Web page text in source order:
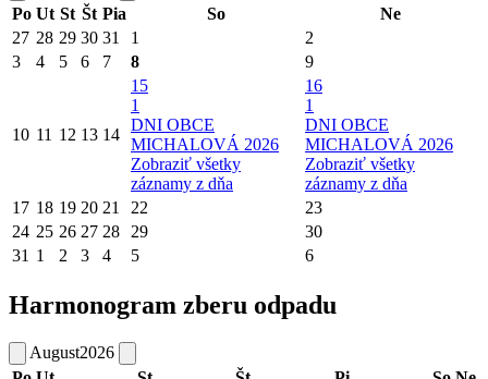
Po Ut St Št Pia So
Ne
27 28 29 30 31 1
2
3
4 5 6 7 8 9
10 11 12 13 14
15
1
DNI OBCE
MICHALOVÁ 2026
Zobraziť všetky
záznamy z dňa
16
1
DNI OBCE
MICHALOVÁ 2026
Zobraziť všetky
záznamy z dňa
17 18 19 20 21 22
23
24 25 26 27 28 29
30
31 1 2 3 4 5 6
Harmonogram zberu odpadu
August2026